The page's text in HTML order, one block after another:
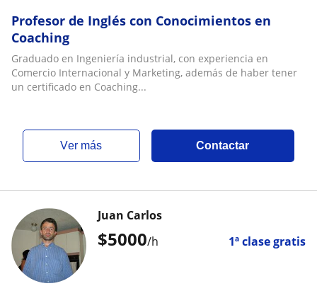
Profesor de Inglés con Conocimientos en
Coaching
Graduado en Ingeniería industrial, con experiencia en
Comercio Internacional y Marketing, además de haber tener
un certificado en Coaching...
ver más Contactar
$5000/h 1ª clase gratis
Juan Carlos